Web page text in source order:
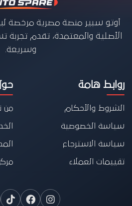
أوتو سبير منصة مصرية مرخصة
الأصلية والمعتمدة، تقدم
وسريعة.
روابط هامة
الشروط والأحكام
سياسة الخصوصية
سياسة الاسترجاع
تقييمات العملاء
من